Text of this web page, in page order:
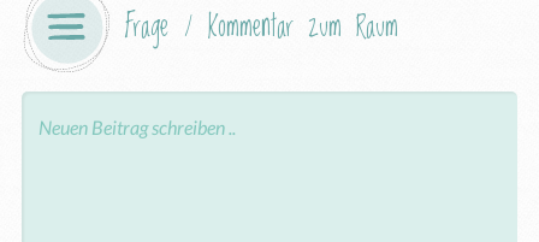
Frage / Kommentar zum Raum